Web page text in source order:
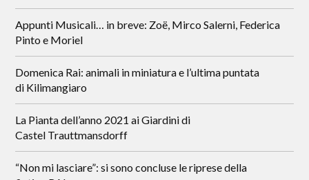
Appunti Musicali… in breve: Zoë, Mirco Salerni, Federica
Pinto e Moriel
Domenica Rai: animali in miniatura e l’ultima puntata
di Kilimangiaro
La Pianta dell’anno 2021 ai Giardini di
Castel Trauttmansdorff
“Non mi lasciare”: si sono concluse le riprese della